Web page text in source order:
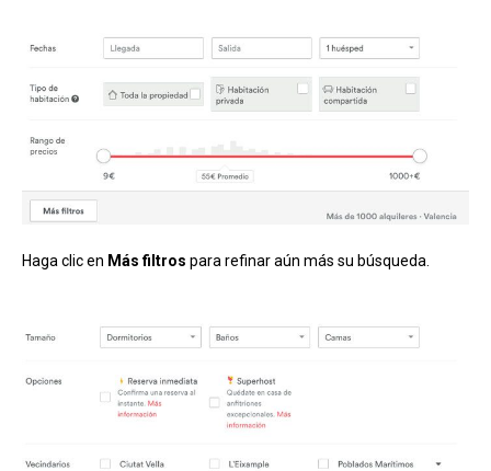
Haga clic en Más filtros para refinar aún más su búsqueda.